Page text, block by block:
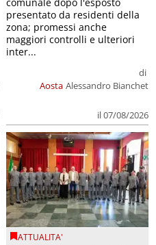
Aosta
di
Alessandro Bianchet
il 07/08/2026
comunale dopo l'esposto
presentato da residenti della
zona; promessi anche
maggiori controlli e ulteriori
inter...
ATTUALITA'